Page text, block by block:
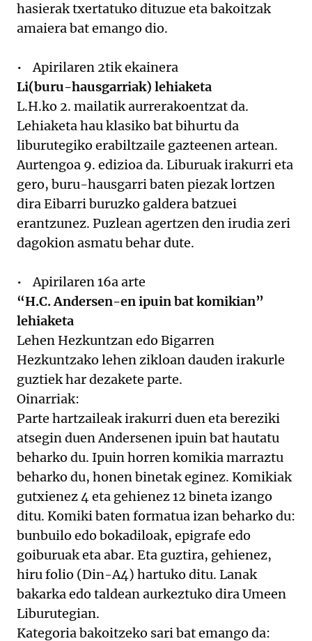
hasierak txertatuko dituzue eta bakoitzak
amaiera bat emango dio.
• Apirilaren 2tik ekainera
Li(buru-hausgarriak) lehiaketa
L.H.ko 2. mailatik aurrerakoentzat da.
Lehiaketa hau klasiko bat bihurtu da
liburutegiko erabiltzaile gazteenen artean.
Aurtengoa 9. edizioa da. Liburuak irakurri eta
gero, buru-hausgarri baten piezak lortzen
dira Eibarri buruzko galdera batzuei
erantzunez. Puzlean agertzen den irudia zeri
dagokion asmatu behar dute.
• Apirilaren 16a arte
“H.C. Andersen-en ipuin bat komikian”
lehiaketa
Lehen Hezkuntzan edo Bigarren
Hezkuntzako lehen zikloan dauden irakurle
guztiek har dezakete parte.
Oinarriak:
Parte hartzaileak irakurri duen eta bereziki
atsegin duen Andersenen ipuin bat hautatu
beharko du. Ipuin horren komikia marraztu
beharko du, honen binetak eginez. Komikiak
gutxienez 4 eta gehienez 12 bineta izango
ditu. Komiki baten formatua izan beharko du:
bunbuilo edo bokadiloak, epigrafe edo
goiburuak eta abar. Eta guztira, gehienez,
hiru folio (Din-A4) hartuko ditu. Lanak
bakarka edo taldean aurkeztuko dira Umeen
Liburutegian.
Kategoria bakoitzeko sari bat emango da: